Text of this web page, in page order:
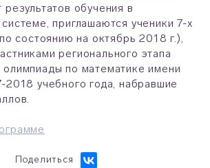
результатов обучения в
приглашаются ученики 7-х
состоянию на октябрь 2018 г.),
регионального этапа
олимпиады по математике имени
учебного года, набравшие
Поделиться